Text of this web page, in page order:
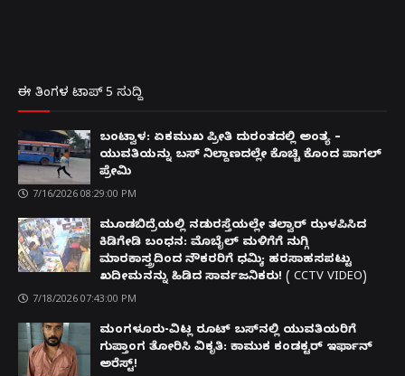
ಈ ತಿಂಗಳ ಟಾಪ್ 5 ಸುದ್ದಿ
ಬಂಟ್ವಾಳ: ಏಕಮುಖ ಪ್ರೀತಿ ದುರಂತದಲ್ಲಿ ಅಂತ್ಯ –
ಯುವತಿಯನ್ನು ಬಸ್ ನಿಲ್ದಾಣದಲ್ಲೇ ಕೊಚ್ಚಿ ಕೊಂದ ಪಾಗಲ್
ಪ್ರೇಮಿ
7/16/2026 08:29:00 PM
ಮೂಡಬಿದ್ರೆಯಲ್ಲಿ ನಡುರಸ್ತೆಯಲ್ಲೇ ತಲ್ವಾರ್ ಝಳಪಿಸಿದ
ಕಿಡಿಗೇಡಿ ಬಂಧನ: ಮೊಬೈಲ್ ಮಳಿಗೆಗೆ ನುಗ್ಗಿ
ಮಾರಕಾಸ್ತ್ರದಿಂದ ನೌಕರರಿಗೆ ಧಮ್ಕಿ; ಹರಸಾಹಸಪಟ್ಟು
ಖದೀಮನನ್ನು ಹಿಡಿದ ಸಾರ್ವಜನಿಕರು! ( CCTV VIDEO)
7/18/2026 07:43:00 PM
ಮಂಗಳೂರು-ವಿಟ್ಲ ರೂಟ್ ಬಸ್‌ನಲ್ಲಿ ಯುವತಿಯರಿಗೆ
ಗುಪ್ತಾಂಗ ತೋರಿಸಿ ವಿಕೃತಿ: ಕಾಮುಕ ಕಂಡಕ್ಟರ್ ಇರ್ಫಾನ್
ಅರೆಸ್ಟ್!